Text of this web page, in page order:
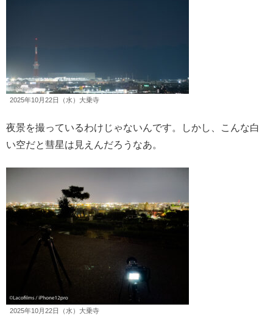
2025年10月22日（水）大乗寺
夜景を撮っているわけじゃないんです。しかし、こんな白
い空だと彗星は見えんだろうなあ。
2025年10月22日（水）大乗寺